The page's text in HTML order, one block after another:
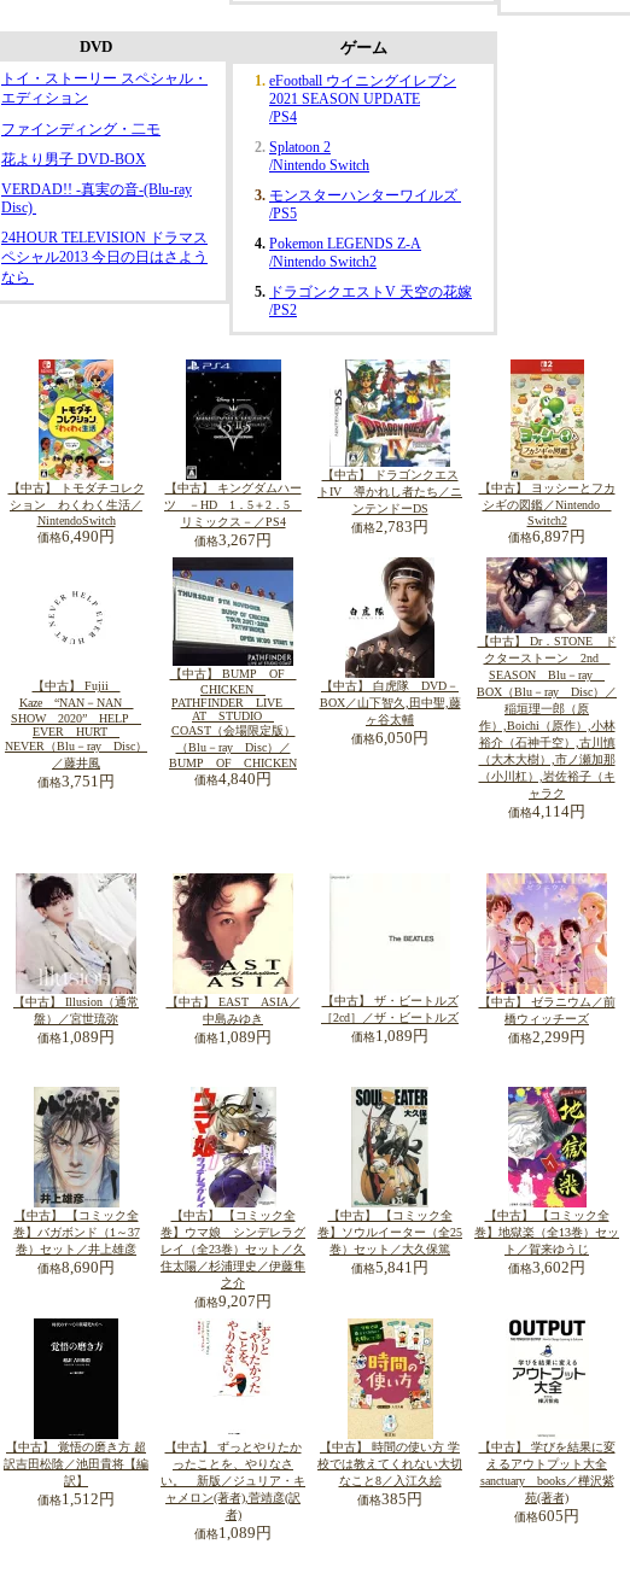
DVD
トイ・ストーリー スペシャル・
エディション
ファインディング・二モ
花より男子 DVD-BOX
VERDAD!! -真実の音-(Blu-ray
Disc)
24HOUR TELEVISION ドラマス
ペシャル2013 今日の日はさよう
なら
ゲーム
eFootball ウイニングイレブン
2021 SEASON UPDATE
/PS4
Splatoon 2
/Nintendo Switch
モンスターハンターワイルズ
/PS5
Pokemon LEGENDS Z-A
/Nintendo Switch2
ドラゴンクエストV 天空の花嫁
/PS2
【中古】 トモダチコレク
ション わくわく生活／
NintendoSwitch
価格6,490円
【中古】 キングダムハー
ツ －HD 1．5＋2．5
リミックス－／PS4
価格3,267円
【中古】 ドラゴンクエス
トIV 導かれし者たち／ニ
ンテンドーDS
価格2,783円
【中古】 ヨッシーとフカ
シギの図鑑／Nintendo
Switch2
価格6,897円
【中古】 Fujii
Kaze “NAN－NAN
SHOW 2020” HELP
EVER HURT
NEVER（Blu－ray Disc）
／藤井風
価格3,751円
【中古】 BUMP OF
CHICKEN
PATHFINDER LIVE
AT STUDIO
COAST（会場限定版）
（Blu－ray Disc）／
BUMP OF CHICKEN
価格4,840円
【中古】 白虎隊 DVD－
BOX／山下智久,田中聖,藤
ヶ谷太輔
価格6,050円
【中古】 Dr．STONE ド
クターストーン 2nd
SEASON Blu－ray
BOX（Blu－ray Disc）／
稲垣理一郎（原
作）,Boichi（原作）,小林
裕介（石神千空）,古川慎
（大木大樹）,市ノ瀬加那
（小川杠）,岩佐裕子（キ
ャラク
価格4,114円
【中古】 Illusion（通常
盤）／宮世琉弥
価格1,089円
【中古】 EAST ASIA／
中島みゆき
価格1,089円
【中古】 ザ・ビートルズ
［2cd］／ザ・ビートルズ
価格1,089円
【中古】 ゼラニウム／前
橋ウィッチーズ
価格2,299円
【中古】 【コミック全
巻】バガボンド（1～37
巻）セット／井上雄彦
価格8,690円
【中古】 【コミック全
巻】ウマ娘 シンデレラグ
レイ（全23巻）セット／久
住太陽／杉浦理史／伊藤隼
之介
価格9,207円
【中古】 【コミック全
巻】ソウルイーター（全25
巻）セット／大久保篤
価格5,841円
【中古】 【コミック全
巻】地獄楽（全13巻）セッ
ト／賀来ゆうじ
価格3,602円
【中古】 覚悟の磨き方 超
訳吉田松陰／池田貴将【編
訳】
価格1,512円
【中古】 ずっとやりたか
ったことを、やりなさ
い。 新版／ジュリア・キ
ャメロン(著者),菅靖彦(訳
者)
価格1,089円
【中古】 時間の使い方 学
校では教えてくれない大切
なこと8／入江久絵
価格385円
【中古】 学びを結果に変
えるアウトプット大全
sanctuary books／樺沢紫
苑(著者)
価格605円